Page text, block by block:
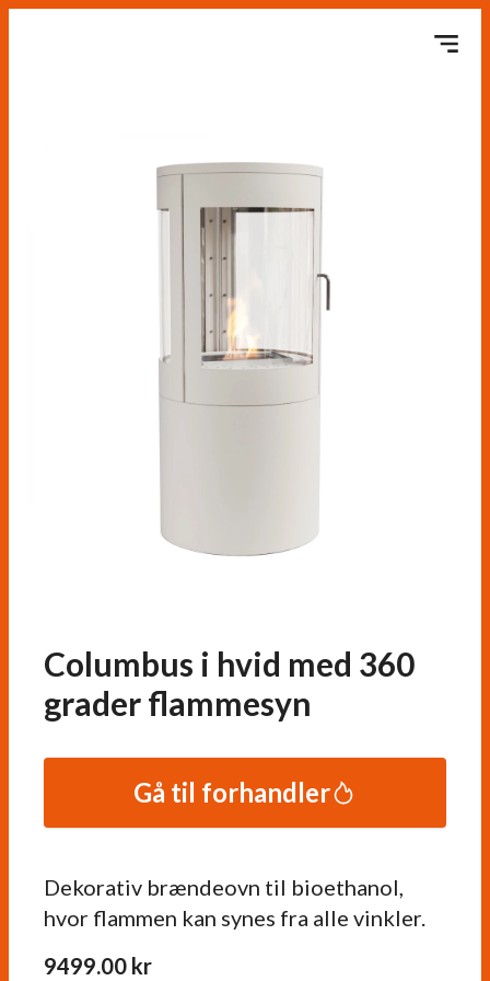
Columbus i hvid med 360
grader flammesyn
Dekorativ brændeovn til bioethanol,
hvor flammen kan synes fra alle vinkler.
9499.00 kr
Gå til forhandler